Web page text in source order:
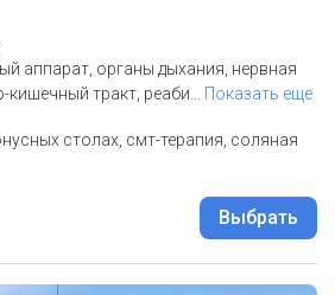
аппарат, органы дыхания, нервная
кишечный тракт, реаби
Показать еще
столах, смт-терапия, соляная
Выбрать